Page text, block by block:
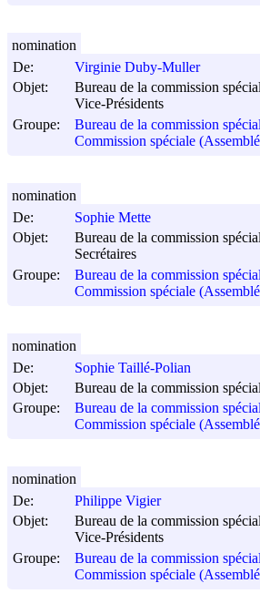
De:
Virginie Duby-Muller
Objet:
Bureau de la commission
Vice-Présidents
Groupe:
Bureau de la commission
Commission spéciale
nomination
De:
Sophie Mette
Objet:
Bureau de la commission
Secrétaires
Groupe:
Bureau de la commission
Commission spéciale
nomination
De:
Sophie Taillé-Polian
Objet:
Bureau de la commission
Groupe:
Bureau de la commission
Commission spéciale
nomination
De:
Philippe Vigier
Objet:
Bureau de la commission
Vice-Présidents
Groupe:
Bureau de la commission
Commission spéciale
nomination